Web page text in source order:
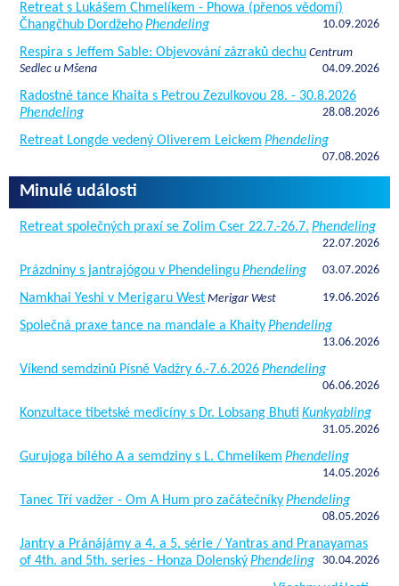
Retreat s Lukášem Chmelíkem - Phowa (přenos vědomí)
Čhangčhub DordžehoPhendeling 10.09.2026
Respira s Jeffem Sable: Objevování zázraků dechu Centrum
Sedlec u Mšena
04.09.2026
Radostné tance Khaita s Petrou Zezulkovou 28. - 30.8.2026
Phendeling
28.08.2026
Retreat Longde vedený Oliverem Leickem Phendeling
07.08.2026
Minulé události
Retreat společných praxí se Zolim Cser 22.7.-26.7. Phendeling
22.07.2026
Prázdniny s jantrajógou v PhendelinguPhendeling 03.07.2026
Namkhai Yeshi v Merigaru West Merigar West 19.06.2026
Společná praxe tance na mandale a KhaityPhendeling
13.06.2026
Víkend semdzinů Písně Vadžry 6.-7.6.2026Phendeling
06.06.2026
Konzultace tibetské medicíny s Dr. Lobsang Bhuti Kunkyabling
31.05.2026
Gurujoga bílého A a semdziny s L. Chmelíkem Phendeling
14.05.2026
Tanec Tří vadžer - Om A Hum pro začátečníkyPhendeling
08.05.2026
Jantry a Pránájámy a 4. a 5. série / Yantras and Pranayamas
of 4th. and 5th. series - Honza DolenskýPhendeling 30.04.2026